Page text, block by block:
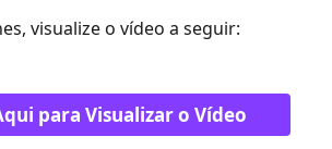
visualize o vídeo a seguir:
para Visualizar o Vídeo